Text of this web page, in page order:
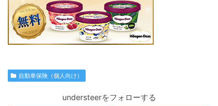
自動車保険（個人向け）
understeerをフォローする